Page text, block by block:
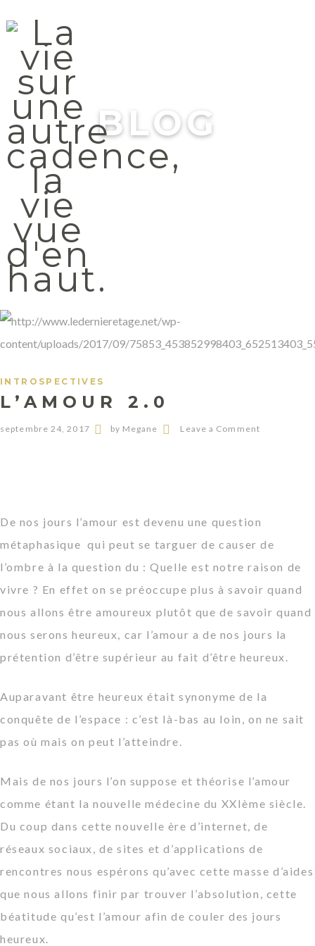
BLOG
INTROSPECTIVES
L’AMOUR 2.0
septembre 24, 2017 by Megane Leave a Comment
De nos jours l’amour est devenu une question
métaphasique qui peut se targuer de causer de
l’ombre à la question du :Quelle est notre raison de
vivre ? En effet on se préoccupe plus à savoir quand
nous allons être amoureux plutôt que de savoir quand
nous serons heureux, car l’amour a de nos jours la
prétention d’être supérieur au fait d’être heureux.
Auparavant être heureux était synonyme de la
conquête de l’espace : c’est là-bas au loin, on ne sait
pas où mais on peut l’atteindre.
Mais de nos jours l’on suppose et théorise l’amour
comme étant la nouvelle médecine du XXIème siècle.
Du coup dans cette nouvelle ère d’internet, de
réseaux sociaux, de sites et d’applications de
rencontres nous espérons qu’avec cette masse d’aides
que nous allons finir par trouver l’absolution, cette
béatitude qu’est l’amour afin de couler des jours
heureux.